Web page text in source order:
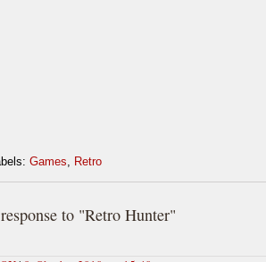
Games, Retro
to "Retro Hunter"